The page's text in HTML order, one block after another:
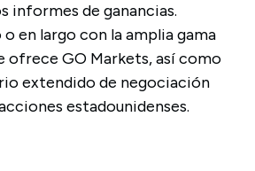
informes de ganancias.
en largo con la amplia gama
ofrece GO Markets, así como
extendido de negociación
estadounidenses.